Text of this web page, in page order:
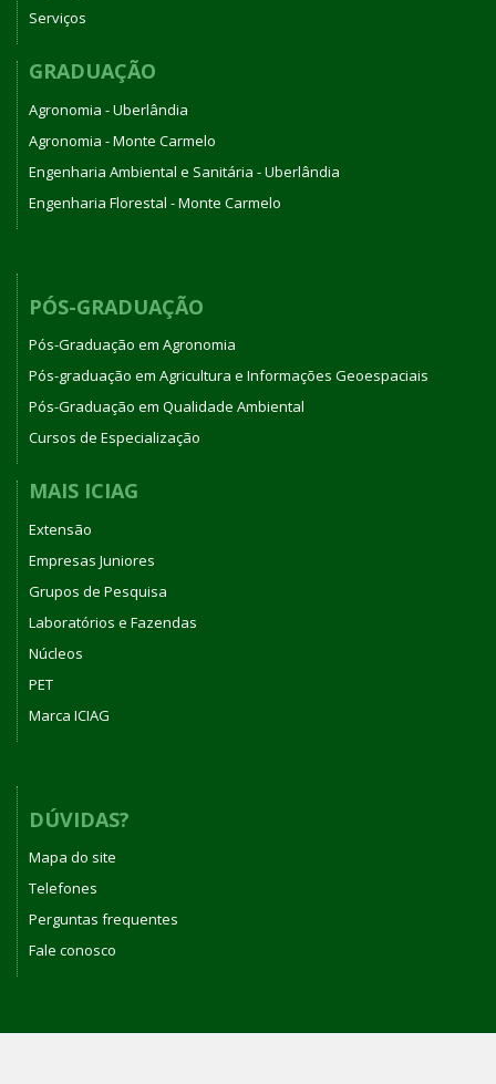
Serviços
GRADUAÇÃO
Agronomia - Uberlândia
Agronomia - Monte Carmelo
Engenharia Ambiental e Sanitária - Uberlândia
Engenharia Florestal - Monte Carmelo
PÓS-GRADUAÇÃO
Pós-Graduação em Agronomia
Pós-graduação em Agricultura e Informações Geoespaciais
Pós-Graduação em Qualidade Ambiental
Cursos de Especialização
MAIS ICIAG
Extensão
Empresas Juniores
Grupos de Pesquisa
Laboratórios e Fazendas
Núcleos
PET
Marca ICIAG
DÚVIDAS?
Mapa do site
Telefones
Perguntas frequentes
Fale conosco